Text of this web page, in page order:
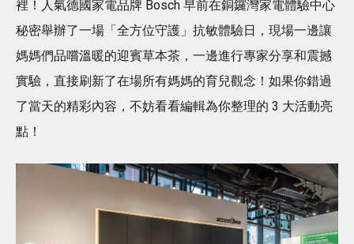
裡！人氣德國家電品牌 Bosch 早前在銅鑼灣家電體驗中心
秘密舉辦了一場「全方位守護」抗敏體驗日，現場一邊讓
媽媽們品嚐溫暖的迎賓草本茶，一邊進行專家分享和震撼
實驗，直接刷新了在場所有媽媽的育兒觀念！如果你錯過
了當天的精彩內容，不妨看看編輯為你整理的 3 大活動亮
點！